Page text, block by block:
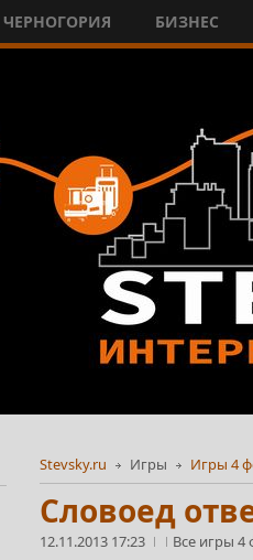
ЧЕРНОГОРИЯ БИЗНЕС
Stevsky.ru Игры Игры 4
Словоед
12.11.2013 17:23 Все игры 4